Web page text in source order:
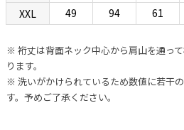
“動きやすさ”と“美しさ”と“
持つ現代版リラックスボディ
ボディ（フィッティング）は、ボレッリ
ます。肩まわり、胸まわり、どちらもコ
XXL
49 94 61
※ 裄丈は背面ネック中心から肩山を通っ
ります。
※ 洗いがかけられているため数値に若干
す。予めご了承ください。